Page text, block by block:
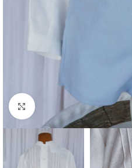
Clique para aumentar